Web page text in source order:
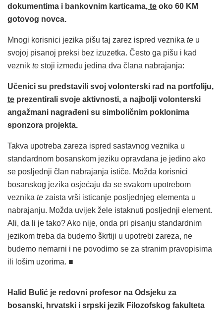
dokumentima i bankovnim karticama, te oko 60 KM
gotovog novca.
Mnogi korisnici jezika pišu taj zarez ispred veznika te u
svojoj pisanoj preksi bez izuzetka. Često ga pišu i kad
veznik te stoji između jedina dva člana nabrajanja:
Učenici su predstavili svoj volonterski rad na portfoliju,
te prezentirali svoje aktivnosti, a najbolji volonterski
angažmani nagrađeni su simboličnim poklonima
sponzora projekta.
Takva upotreba zareza ispred sastavnog veznika u
standardnom bosanskom jeziku opravdana je jedino ako
se posljednji član nabrajanja ističe. Možda korisnici
bosanskog jezika osjećaju da se svakom upotrebom
veznika te zaista vrši isticanje posljednjeg elementa u
nabrajanju. Možda uvijek žele istaknuti posljednji element.
Ali, da li je tako? Ako nije, onda pri pisanju standardnim
jezikom treba da budemo škrtiji u upotrebi zareza, ne
budemo nemarni i ne povodimo se za stranim pravopisima
ili lošim uzorima. ■
Halid Bulić je redovni profesor na Odsjeku za
bosanski, hrvatski i srpski jezik Filozofskog fakulteta